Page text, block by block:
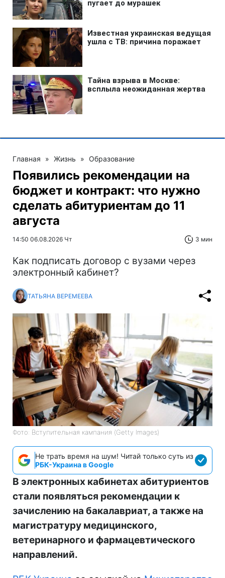
Главная » Жизнь » Образование
Появились рекомендации на
бюджет и контракт: что нужно
сделать абитуриентам до 11
августа
14:50 06.08.2026 Чт 3 мин
Как подписать договор с вузами через
электронный кабинет?
ТАТЬЯНА ВЕРЕМЕЕВА
Фото: Вступительная кампания (Getty Images)
Не трать время на шум! Читай только суть из
РБК-Украина в Google
В электронных кабинетах абитуриентов
стали появляться рекомендации к
зачислению на бакалавриат, а также на
магистратуру медицинского,
ветеринарного и фармацевтического
направлений.